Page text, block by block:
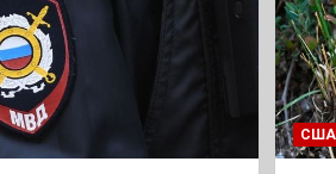
США